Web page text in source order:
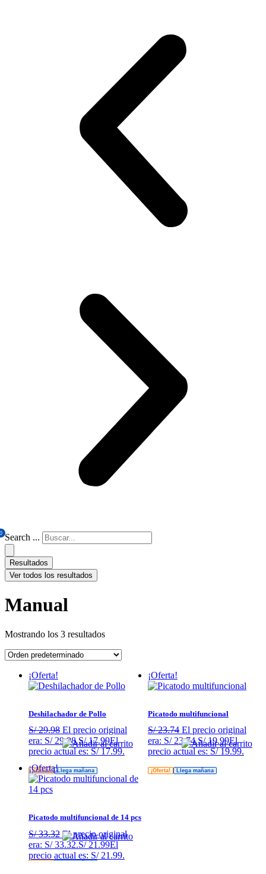
0 Search ...
Resultados
Ver todos los resultados
Manual
Mostrando los 3 resultados
¡Oferta! Llega mañana
¡Oferta!
Deshilachador de Pollo
S/29.98 El precio original
era: S/ 29.98.S/17.99El
precio actual es: S/ 17.99.
¡Oferta! Llega mañana
¡Oferta!
Picatodo multifuncional
S/23.74 El precio original
era: S/ 23.74.S/19.99El
precio actual es: S/ 19.99.
¡Oferta!
Picatodo multifuncional de 14 pcs
S/33.32 El precio original
era: S/ 33.32.S/21.99El
precio actual es: S/ 21.99.